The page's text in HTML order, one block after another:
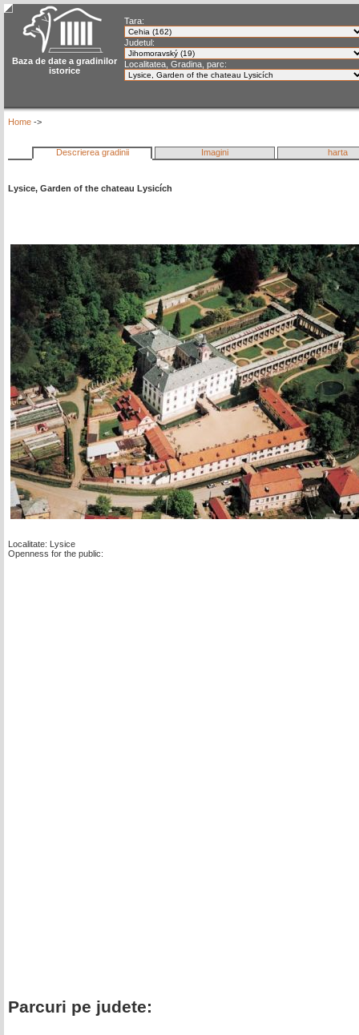
Baza de date a gradinilor
istorice
Tara:
Judetul:
Localitatea, Gradina, parc:
Home ->
Descrierea gradinii Imagini harta
Lysice, Garden of the chateau Lysicích
Localitate: Lysice
Openness for the public:
Parcuri pe judete: